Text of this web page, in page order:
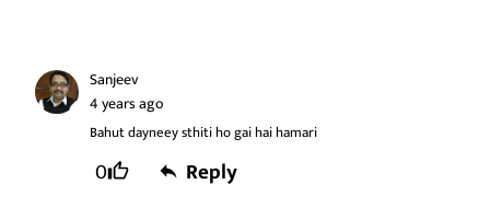
Sanjeev
4 years ago
Bahut dayneey sthiti ho gai hai hamari
0 Reply